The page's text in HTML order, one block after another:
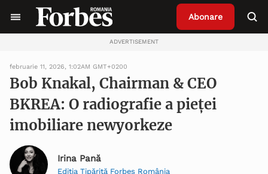
Abonare
ADVERTISEMENT
februarie 11, 2026, 1:02AM GMT+0200
Bob Knakal, Chairman & CEO
BKREA: O radiografie a pieței
imobiliare newyorkeze
Irina Pană
Ediția Tipărită Forbes România